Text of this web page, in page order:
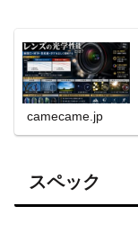
camecame.jp
スペック